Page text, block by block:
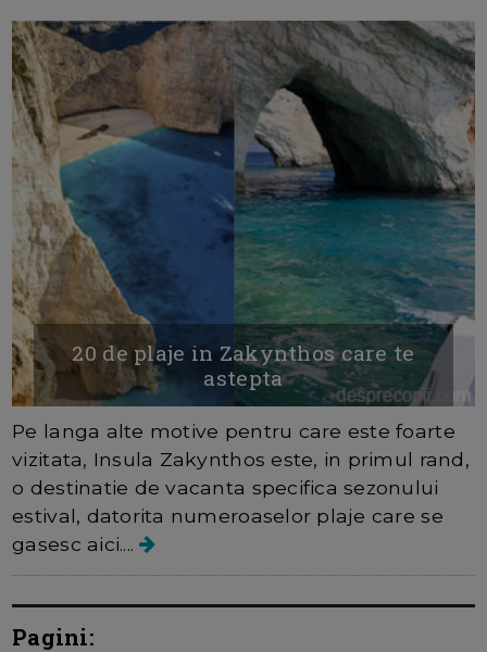
20 de plaje in Zakynthos care te
astepta
Pe langa alte motive pentru care este foarte
vizitata, Insula Zakynthos este, in primul rand,
o destinatie de vacanta specifica sezonului
estival, datorita numeroaselor plaje care se
gasesc aici....
Pagini: